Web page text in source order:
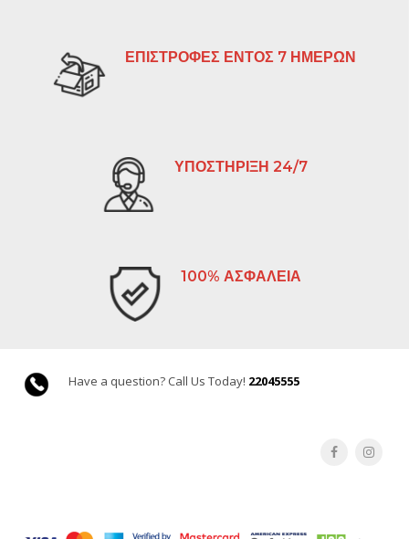
ΕΠΙΣΤΡΟΦΕΣ ΕΝΤΟΣ 7 ΗΜΕΡΩΝ
ΥΠΟΣΤΗΡΙΞΗ 24/7
100% ΑΣΦΑΛΕΙΑ
Have a question? Call Us Today! 22045555